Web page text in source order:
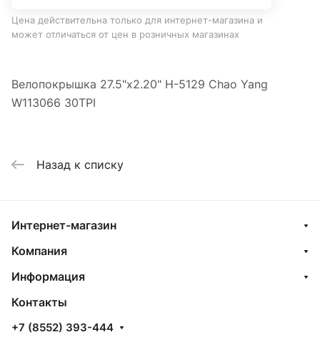
Цена действительна только для интернет-магазина и
может отличаться от цен в розничных магазинах
Велопокрышка 27.5"x2.20" H-5129 Chao Yang
W113066 30TPI
Назад к списку
Интернет-магазин
Компания
Информация
Контакты
+7 (8552) 393-444